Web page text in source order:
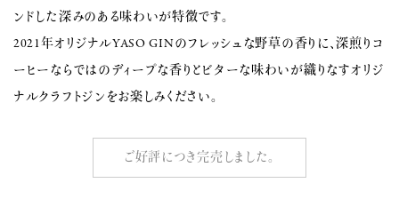
ンドした深みのある味わいが特徴です。
2021年オリジナルYASO GINのフレッシュな野草の香りに、深煎りコ
ーヒーならではのディープな香りとビターな味わいが織りなすオリジ
ナルクラフトジンをお楽しみください。
ご好評につき完売しました。